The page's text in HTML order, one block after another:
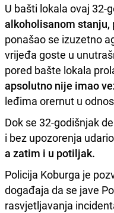
U bašti lokala ovaj 32-
alkoholisanom stanju,
ponašao se izuzetno
vrijeđa goste u
pored bašte lokala
apsolutno nije imao
leđima orernut u
Dok se 32-godišnjak
i bez upozorenja
a zatim i u potiljak.
Policija Koburga je
događaja da se jave
rasvjetljavanja